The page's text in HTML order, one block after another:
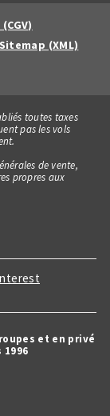
Sitemap (XML)
toutes taxes
pas les vols
de vente,
propres aux
et en privé